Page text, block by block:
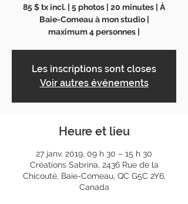
85 $ tx incl. | 5 photos | 20 minutes | À
Baie-Comeau à mon studio |
maximum 4 personnes |
Les inscriptions sont closes
Voir autres événements
Heure et lieu
27 janv. 2019, 09 h 30 – 15 h 30
Créations Sabrina, 2436 Rue de la
Chicouté, Baie-Comeau, QC G5C 2Y6,
Canada